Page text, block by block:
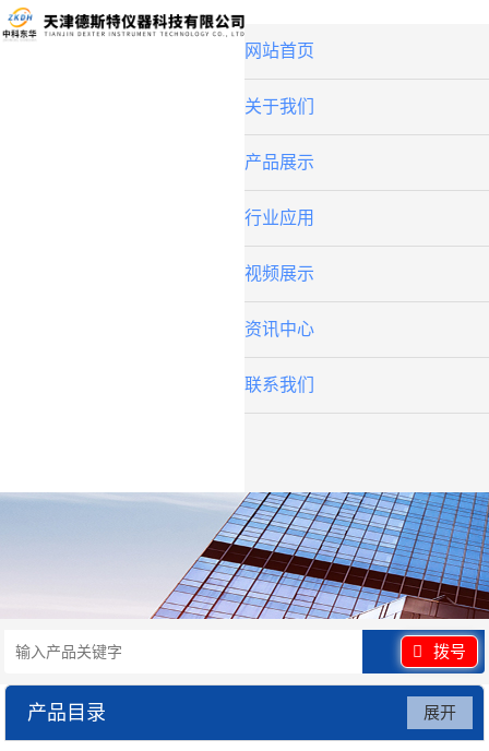
网站首页
关于我们
产品展示
行业应用
视频展示
资讯中心
联系我们
拨号
产品目录 展开